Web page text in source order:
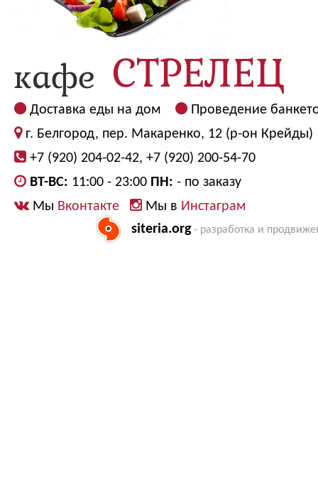
Доставка еды на дом
Проведение
г. Белгород, пер. Макаренко, 12 (р-он Крейды)
+7 (920) 204-02-42, +7 (920) 200-54-70
ВТ-ВС: 11:00 - 23:00 ПН: - по заказу
Мы Вконтакте Мы в Инстаграм
siteria.org- разработка и